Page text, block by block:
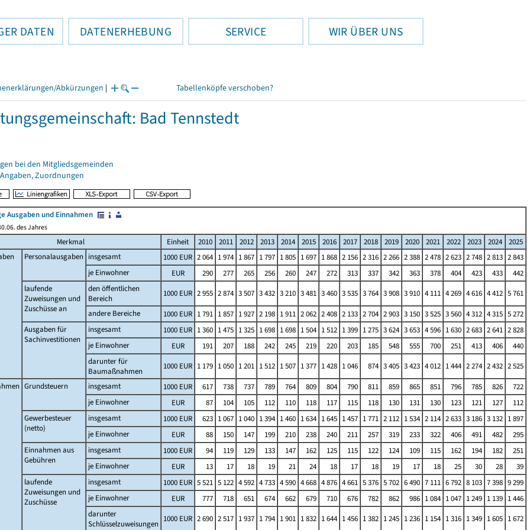
DATEN DATENERHEBUNG SERVICE WIR ÜBER UNS
Abkürzungen | Tabellenköpfe verschoben?
Bad Tennstedt
bei den Mitgliedsgemeinden
Zuordnungen
Ausgaben und Einnahmen
des Jahres
Merkmal Einheit 2010 2011 2012 2013 2014 2015 2016 2017 2018 2019 2020 2021 2022 2023 2024
2025
Personalausgaben insgesamt 1000 EUR 2 064 1 974 1 867 1 797 1 805 1 697 1 868 2 156 2 316 2 266 2 388 2 478 2 623 2 748 2 813 2 843
je Einwohner
EUR 290 277 265 256 260 247 272 313 337 342 363 378 404 423 433
442
laufende
Zuweisungen und
Zuschüsse an
den öffentlichen
Bereich
1000 EUR 2 955 2 874 3 507 3 432 3 210 3 481 3 460 3 535 3 764 3 908 3 910 4 111 4 269 4 616 4 412 5 761
andere Bereiche
1000 EUR 1 791 1 857 1 927 2 198 1 911 2 062 2 408 2 133 2 704 2 903 3 150 3 525 3 560 4 312 4 315 5 272
Ausgaben für
Sachinvestitionen
insgesamt 1000 EUR 1 360 1 475 1 325 1 698 1 698 1 504 1 512 1 399 1 275 3 624 3 653 4 596 1 630 2 683 2 641 2 828
je Einwohner
EUR 191 207 188 242 245 219 220 203 185 548 555 700 251 413 406
440
darunter für
Baumaßnahmen
1000 EUR 1 179 1 050 1 201 1 512 1 507 1 377 1 428 1 046 874 3 405 3 423 4 012 1 444 2 274 2 432 2 525
Grundsteuern insgesamt 1000 EUR 617 738 737 789 764 809 804 790 811 859 865 851 796 785 826
722
je Einwohner
EUR 87 104 105 112 110 118 117 115 118 130 131 130 123 121 127
112
Gewerbesteuer
(netto)
insgesamt 1000 EUR 623 1 067 1 040 1 394 1 460 1 634 1 645 1 457 1 771 2 112 1 534 2 114 2 633 3 186 3 132 1 897
je Einwohner
EUR 88 150 147 199 210 238 240 211 257 319 233 322 406 491 482
295
Einnahmen aus
Gebühren
insgesamt 1000 EUR 94 119 129 133 147 162 125 115 122 124 109 115 162 194 182
251
je Einwohner
EUR 13 17 18 19 21 24 18 17 18 19 17 18 25 30 28
39
laufende
Zuweisungen und
Zuschüsse
insgesamt 1000 EUR 5 521 5 122 4 592 4 733 4 590 4 668 4 876 4 661 5 376 5 702 6 490 7 111 6 792 8 103 7 398 9 299
je Einwohner
EUR 777 718 651 674 662 679 710 676 782 862 986 1 084 1 047 1 249 1 139 1 446
darunter
Schlüsselzuweisungen
1000 EUR 2 690 2 517 1 937 1 794 1 901 1 832 1 644 1 456 1 382 1 245 1 236 1 154 1 316 1 349 1 605 1 672